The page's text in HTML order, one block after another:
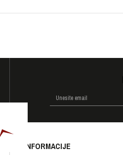
INFORMACIJE